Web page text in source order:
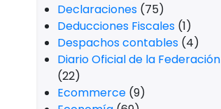
Declaraciones (75)
Deducciones Fiscales (1)
Despachos contables (4)
Diario Oficial de la Federación
(22)
Ecommerce (9)